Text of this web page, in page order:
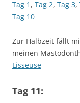
Tag 1 , Tag 2, Tag 3,
Tag 10
Zur Halbzeit fällt
meinen
Lisseuse
Tag 11: